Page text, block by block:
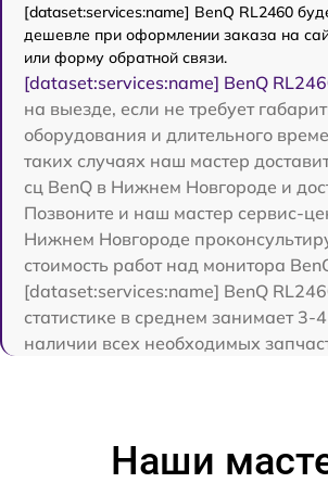
[dataset:services:name] BenQ RL2460
дешевле при оформлении заказа на
или форму обратной связи.
[dataset:services:name] BenQ
на выезде, если не требует
оборудования и длительного
таких случаях наш мастер
сц BenQ в Нижнем Новгороде и
Позвоните и наш мастер сервис-
Нижнем Новгороде
стоимость работ над монитора
[dataset:services:name] BenQ
статистике в среднем занимает 3-
наличии всех необходимых
Наши